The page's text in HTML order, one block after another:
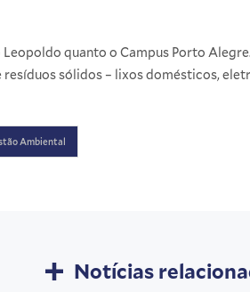
quanto o Campus Porto
sólidos – lixos domésticos,
Ambiental
Notícias